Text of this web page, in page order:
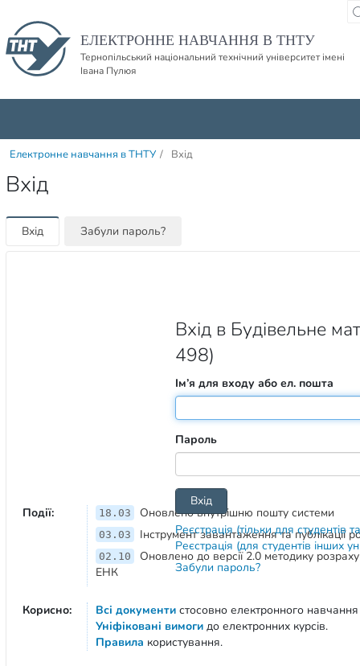
ЕЛЕКТРОННЕ НАВЧАННЯ В ТНТУ
Тернопільський національний технічний університет імені
Івана Пулюя
Електронне навчання в ТНТУ / Вхід
Вхід
Вхід Забули пароль?
Вхід в Будівельне
498)
Ім’я для входу або ел. пошта
Пароль
Реєстрація (тільки для студентів
Реєстрація (для студентів інших
Забули пароль?
Події: 18.03 Оновлено внутрішню пошту системи
03.03 Інструмент завантаження та публікації
02.10
Оновлено до версії 2.0 методику
ЕНК
Корисно: Всі документи стосовно електронного
Уніфіковані вимоги до електронних курсів.
Правила користування.